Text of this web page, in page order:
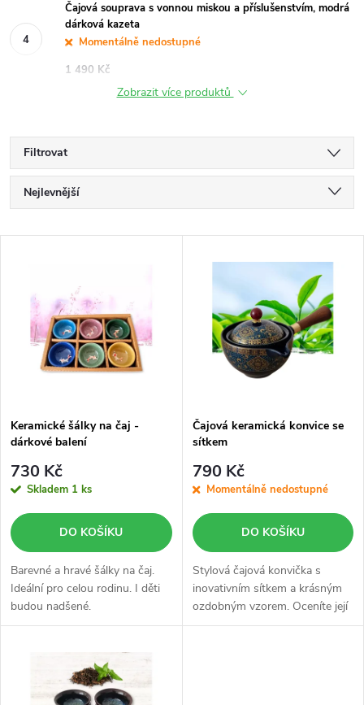
Čajová souprava s vonnou miskou a příslušenstvím, modrá
dárková kazeta
Momentálně nedostupné
1 490 Kč
Zobrazit více produktů
Filtrovat
Ř
a
p
r
o
d
u
Nejlevnější
Abecedně
s
p
r
o
d
u
Keramické šálky na čaj -
dárkové balení
730 Kč
Skladem 1 ks
DO KOŠÍKU
Barevné a hravé šálky na čaj.
Ideální pro celou rodinu. I děti
budou nadšené.
Čajová keramická konvice se
sítkem
790 Kč
Momentálně nedostupné
DO KOŠÍKU
Stylová čajová konvička s
inovativním sítkem a krásným
ozdobným vzorem. Oceníte její
vhled a především její